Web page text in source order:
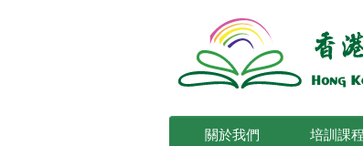
關於我們 培訓課程